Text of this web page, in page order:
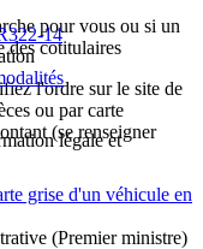
pour vous ou si un
des cotitulaires
l'ordre sur le site de
ou par carte
(se renseigner
grise d'un véhicule en
(Premier ministre)
14
légale et